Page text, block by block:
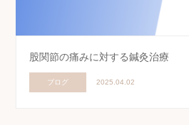
股関節の痛みに対する鍼灸治療
ブログ 2025.04.02